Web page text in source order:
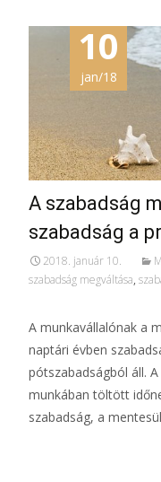
10
jan/18
A szabadság
szabadság a
2018. január 10.
szabadság megváltása,
A munkavállalónak a
naptári évben
pótszabadságból áll.
munkában töltött
szabadság, a